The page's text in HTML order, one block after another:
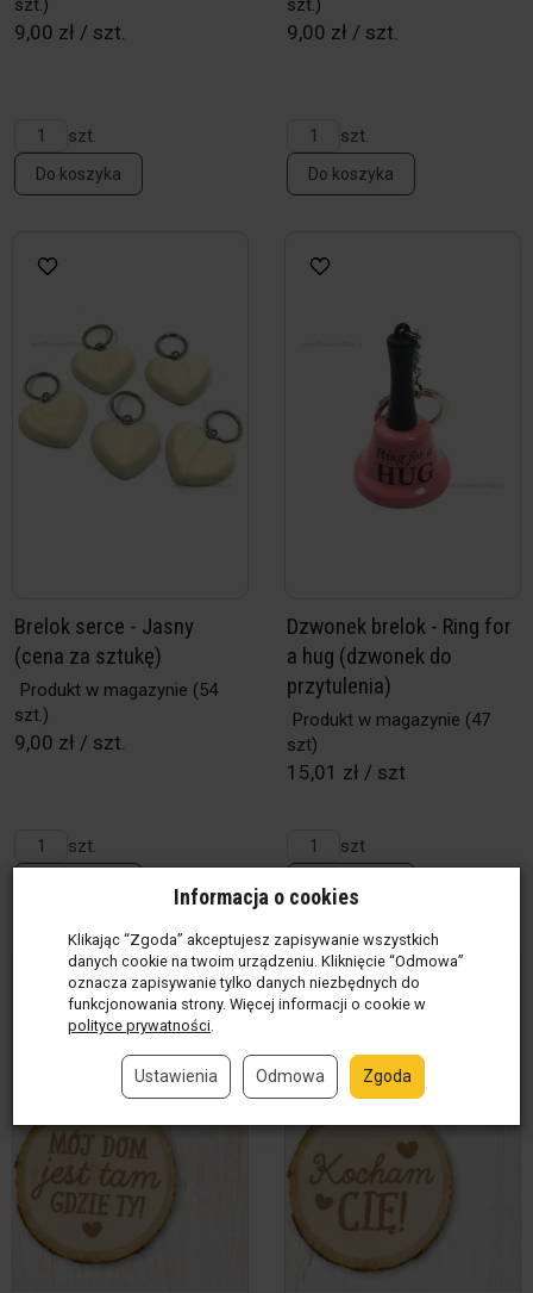
szt.)
9,00 zł / szt.
szt.
Do koszyka
szt.)
9,00 zł / szt.
szt.
Do koszyka
Brelok serce - Jasny
(cena za sztukę)
Produkt w magazynie (54
szt.)
9,00 zł / szt.
szt.
Dzwonek brelok - Ring for
a hug (dzwonek do
przytulenia)
Produkt w magazynie (47
szt)
15,01 zł / szt
szt
Do koszyka
Informacja o cookies
Klikając “Zgoda” akceptujesz zapisywanie wszystkich
danych cookie na twoim urządzeniu. Kliknięcie “Odmowa”
oznacza zapisywanie tylko danych niezbędnych do
funkcjonowania strony. Więcej informacji o cookie w
polityce prywatności
Ustawienia Odmowa Zgoda